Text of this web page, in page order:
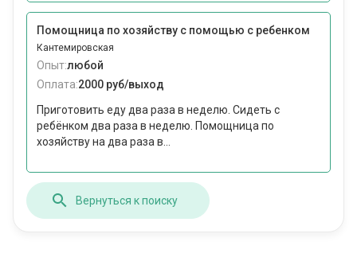
Помощница по хозяйству с помощью с ребенком
Кантемировская
Опыт:любой
Оплата:2000 руб/выход
Приготовить еду два раза в неделю. Сидеть с
ребёнком два раза в неделю. Помощница по
хозяйству на два раза в...
Вернуться к поиску